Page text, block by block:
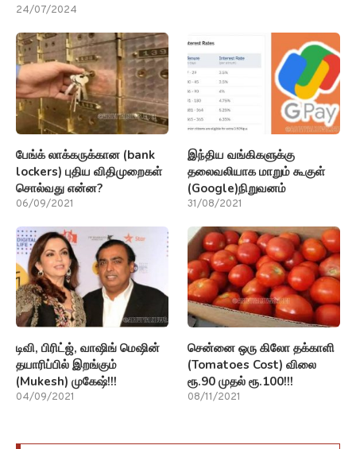
24/07/2024
பேங்க் லாக்கருக்கான (bank
lockers) புதிய விதிமுறைகள்
சொல்வது என்ன?
06/09/2021
இந்திய வங்கிகளுக்கு
தலைவலியாக மாறும் கூகுள்
(Google)நிறுவனம்
31/08/2021
டிவி, பிரிட்ஜ், வாஷிங் மெஷின்
தயாரிப்பில் இறங்கும்
(Mukesh) முகேஷ்!!!
04/09/2021
சென்னை ஒரு கிலோ தக்காளி
(Tomatoes Cost) விலை
ரூ.90 முதல் ரூ.100!!!
08/11/2021